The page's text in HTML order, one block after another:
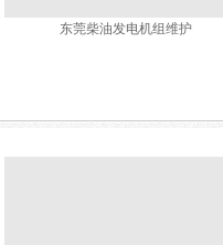
东莞柴油发电机组维护